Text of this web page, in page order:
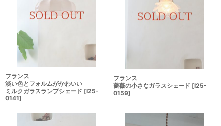
フランス
淡い色とフォルムがかわいい
ミルクガラスランプシェード [I25-
0141]
フランス
薔薇の小さなガラスシェード [I25-
0159]